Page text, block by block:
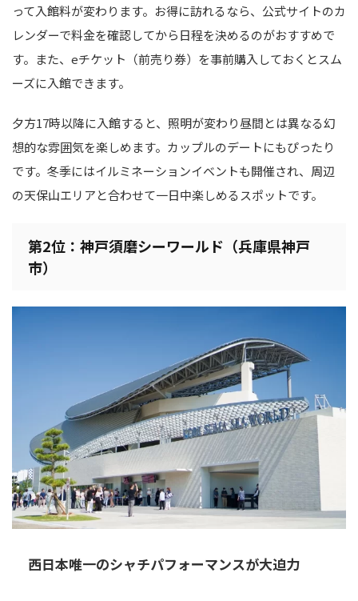
って入館料が変わります。お得に訪れるなら、公式サイトのカ
レンダーで料金を確認してから日程を決めるのがおすすめで
す。また、eチケット（前売り券）を事前購入しておくとスム
ーズに入館できます。
夕方17時以降に入館すると、照明が変わり昼間とは異なる幻
想的な雰囲気を楽しめます。カップルのデートにもぴったり
です。冬季にはイルミネーションイベントも開催され、周辺
の天保山エリアと合わせて一日中楽しめるスポットです。
第2位：神戸須磨シーワールド（兵庫県神戸
市）
西日本唯一のシャチパフォーマンスが大迫力